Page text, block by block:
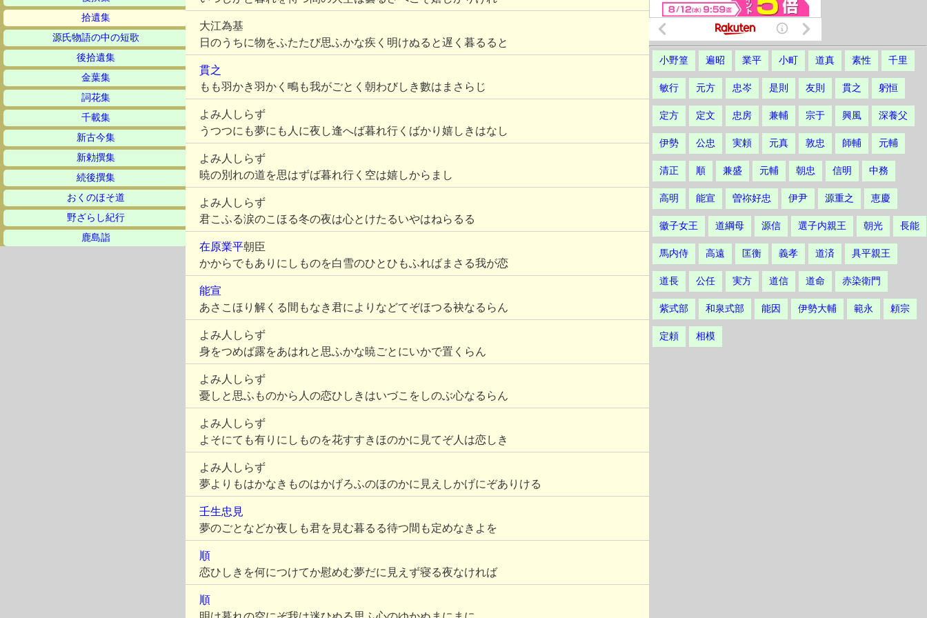
拾遺集
源氏物語の中の短歌
後拾遺集
金葉集
詞花集
千載集
新古今集
新勅撰集
続後撰集
おくのほそ道
野ざらし紀行
鹿島詣
大江為基
日のうちに物をふたたび思ふかな疾く明けぬると遅く暮るると
貫之
もも羽かき羽かく鴫も我がごとく朝わびしき數はまさらじ
よみ人しらず
うつつにも夢にも人に夜し逢へば暮れ行くばかり嬉しきはなし
よみ人しらず
暁の別れの道を思はずば暮れ行く空は嬉しからまし
よみ人しらず
君こふる涙のこほる冬の夜は心とけたるいやはねらるる
在原業平朝臣
かからでもありにしものを白雪のひとひもふればまさる我が恋
能宣
あさこほり解くる間もなき君によりなどてぞほつる袂なるらん
よみ人しらず
身をつめば露をあはれと思ふかな暁ごとにいかで置くらん
よみ人しらず
憂しと思ふものから人の恋ひしきはいづこをしのぶ心なるらん
よみ人しらず
よそにても有りにしものを花すすきほのかに見てぞ人は恋しき
よみ人しらず
夢よりもはかなきものはかげろふのほのかに見えしかげにぞありける
壬生忠見
夢のごとなどか夜しも君を見む暮るる待つ間も定めなきよを
順
恋ひしきを何につけてか慰めむ夢だに見えず寝る夜なければ
順
小野篁 遍昭 業平 小町 道真 素性 千里
敏行 元方 忠岑 是則 友則 貫之 躬恒
定方 定文 忠房 兼輔 宗于 興風 深養父
伊勢 公忠 実頼 元真 敦忠 師輔 元輔
清正 順 兼盛 元輔 朝忠 信明 中務
高明 能宣 曽祢好忠 伊尹 源重之 恵慶
徽子女王 道綱母 源信 選子内親王 朝光 長能
馬内侍 高遠 匡衡 義孝 道済 具平親王
道長 公任 実方 道信 道命 赤染衛門
紫式部 和泉式部 能因 伊勢大輔 範永 頼宗
定頼 相模